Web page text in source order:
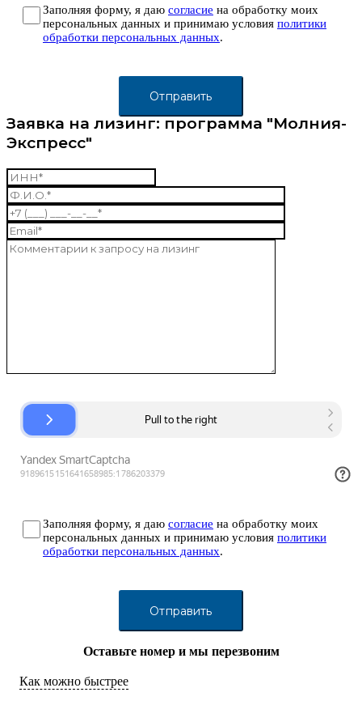
Заполняя форму, я даю согласие на обработку моих
персональных данных и принимаю условия политики
обработки персональных данных.
Заявка на лизинг: программа "Молния-
Экспресс"
Заполняя форму, я даю согласие на обработку моих
персональных данных и принимаю условия политики
обработки персональных данных.
Оставьте номер и мы перезвоним
Как можно быстрее